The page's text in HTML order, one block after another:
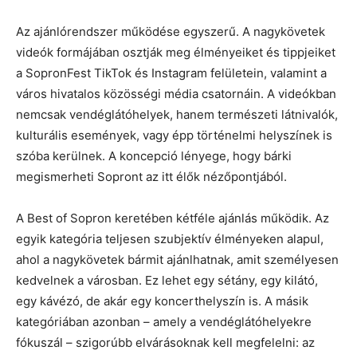
Az ajánlórendszer működése egyszerű. A nagykövetek
videók formájában osztják meg élményeiket és tippjeiket
a SopronFest TikTok és Instagram felületein, valamint a
város hivatalos közösségi média csatornáin. A videókban
nemcsak vendéglátóhelyek, hanem természeti látnivalók,
kulturális események, vagy épp történelmi helyszínek is
szóba kerülnek. A koncepció lényege, hogy bárki
megismerheti Sopront az itt élők nézőpontjából.
A Best of Sopron keretében kétféle ajánlás működik. Az
egyik kategória teljesen szubjektív élményeken alapul,
ahol a nagykövetek bármit ajánlhatnak, amit személyesen
kedvelnek a városban. Ez lehet egy sétány, egy kilátó,
egy kávézó, de akár egy koncerthelyszín is. A másik
kategóriában azonban – amely a vendéglátóhelyekre
fókuszál – szigorúbb elvárásoknak kell megfelelni: az